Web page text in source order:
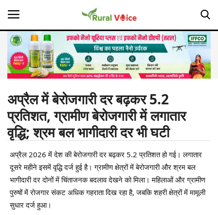
Home
Contact
About Us
Leadership Profiles
Opinion
Politics
Magazine
अप्रैल में बेरोजगारी दर बढ़कर 5.2
प्रतिशत, ग्रामीण बेरोजगारी में लगातार
वृद्धि; श्रम बल भागीदारी दर भी घटी
अप्रैल 2026 में देश की बेरोजगारी दर बढ़कर 5.2 प्रतिशत हो गई। लगातार
दूसरे महीने इसमें वृद्धि दर्ज हुई है। ग्रामीण क्षेत्रों में बेरोजगारी और श्रम बल
भागीदारी दर दोनों में चिंताजनक बदलाव देखने को मिला। महिलाओं और ग्रामीण
पुरुषों में रोजगार संकट अधिक गहराता दिख रहा है, जबकि शहरी क्षेत्रों में मामूली
सुधार दर्ज हुआ।